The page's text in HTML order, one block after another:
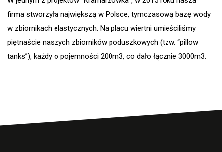
firma stworzyła największą w Polsce, tymczasową bazę wody
w zbiornikach elastycznych. Na placu wiertni umieściliśmy
piętnaście naszych zbiorników poduszkowych (tzw. “pillow
tanks”), każdy o pojemności 200m3, co dało łącznie 3000m3.